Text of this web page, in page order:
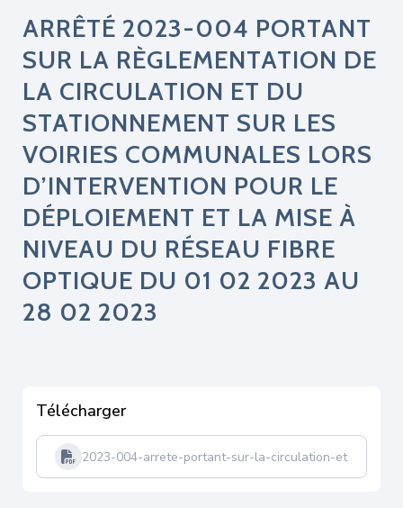
ARRÊTÉ 2023-004 PORTANT
SUR LA RÈGLEMENTATION DE
LA CIRCULATION ET DU
STATIONNEMENT SUR LES
VOIRIES COMMUNALES LORS
D’INTERVENTION POUR LE
DÉPLOIEMENT ET LA MISE À
NIVEAU DU RÉSEAU FIBRE
OPTIQUE DU 01 02 2023 AU
28 02 2023
Télécharger
2023-004-arrete-portant-sur-la-circulation-et-